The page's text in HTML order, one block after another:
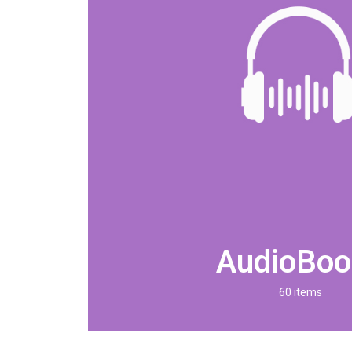
60 items